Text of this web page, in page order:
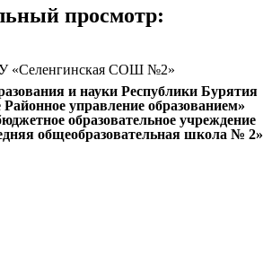
просмотр:
«Селенгинская СОШ №2»
и науки Республики Бурятия
управление образованием»
образовательное учреждение
общеобразовательная школа № 2»